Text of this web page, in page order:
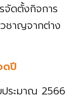
จัดตั้งกิจการ
วชาญจากต่าง
ดปี
ประมาณ 2566